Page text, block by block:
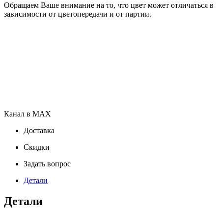
Обращаем Ваше внимание на то, что цвет может отличаться в
зависимости от цветопередачи и от партии.
Канал в MAX
Доставка
Скидки
Задать вопрос
Детали
Детали